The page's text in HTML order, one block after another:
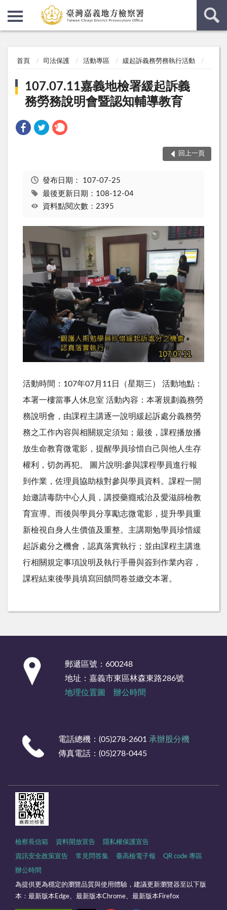
首頁 司法保護 活動專區 緩起訴義務勞務執行活動
107.07.11嘉義地檢署緩起訴義
務勞務說明會暨認知輔導教育
回上一頁
發布日期： 107-07-25
最後更新日期：108-12-04
資料點閱次數：2395
活動時間：107年07月11日（星期三） 活動地點：
本署一樓當事人休息室 活動內容：本署規劃義務勞
務說明會，由課程主講逐一說明緩起訴處分義務勞
務之工作內容與相關規定須知；最後，課程播放播
放生命教育微電影，提醒學員珍惜自己與他人生存
權利，切勿再犯。 圖片說明:參與課程學員進行報
到作業，佐理員協助核對參與學員資料。課程一開
始邀請毒防中心人員，講授藥癮戒治及愛滋篩檢教
育宣導。而後與學員分享勵志微電影，提升學員重
新檢視自身人生價值及重整。主講期勉學員珍惜緩
起訴處分之機會，認真落實執行；並由課程主講進
行相關規定事項說明及執行手冊與簽到作業內容，
課程結束後學員填寫回饋問卷並繳交本署。
郵遞區號：600248
地址：嘉義市東區林森東路286號
地理位置圖
辦公時間
電話總機：(05)278-2601 承辦股分機
傳真電話：(05)278-0445
檢察長信箱 資料開放宣告 隱私權保護宣告
資訊安全政策宣告 常見問答集 臺高檢電子報 QR code 專區
辦公時間
為提供更為穩定的瀏覽品質與使用體驗，建議更新瀏覽器至以下版
本：最新版本Edge、最新版本Chrome、最新版本Firefox